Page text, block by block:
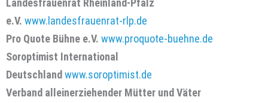
e.V. www.landesfrauenrat-rlp.de
Pro Quote Bühne e.V. www.proquote-buehne.de
Soroptimist International
Deutschlandwww.soroptimist.de
Verband alleinerziehender Mütter und Väter